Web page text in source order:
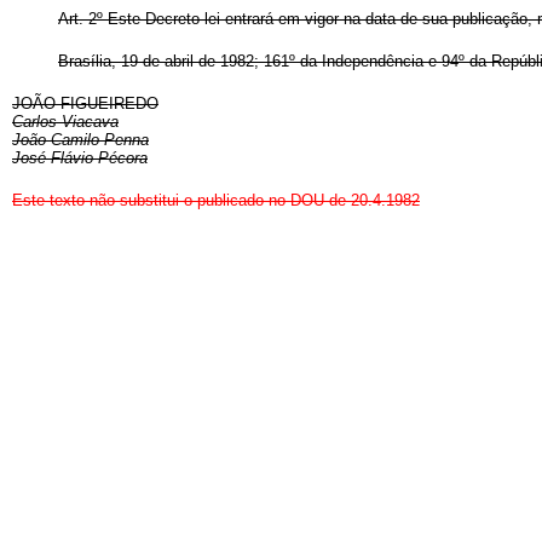
Art. 2º Este Decreto-lei entrará em vigor na data de sua
Brasília, 19 de abril de 1982; 161º da Independência e 94º da
JOÃO FIGUEIREDO
Carlos Viacava
João Camilo Penna
José Flávio Pécora
Este texto não substitui o publicado no DOU de 20.4.1982